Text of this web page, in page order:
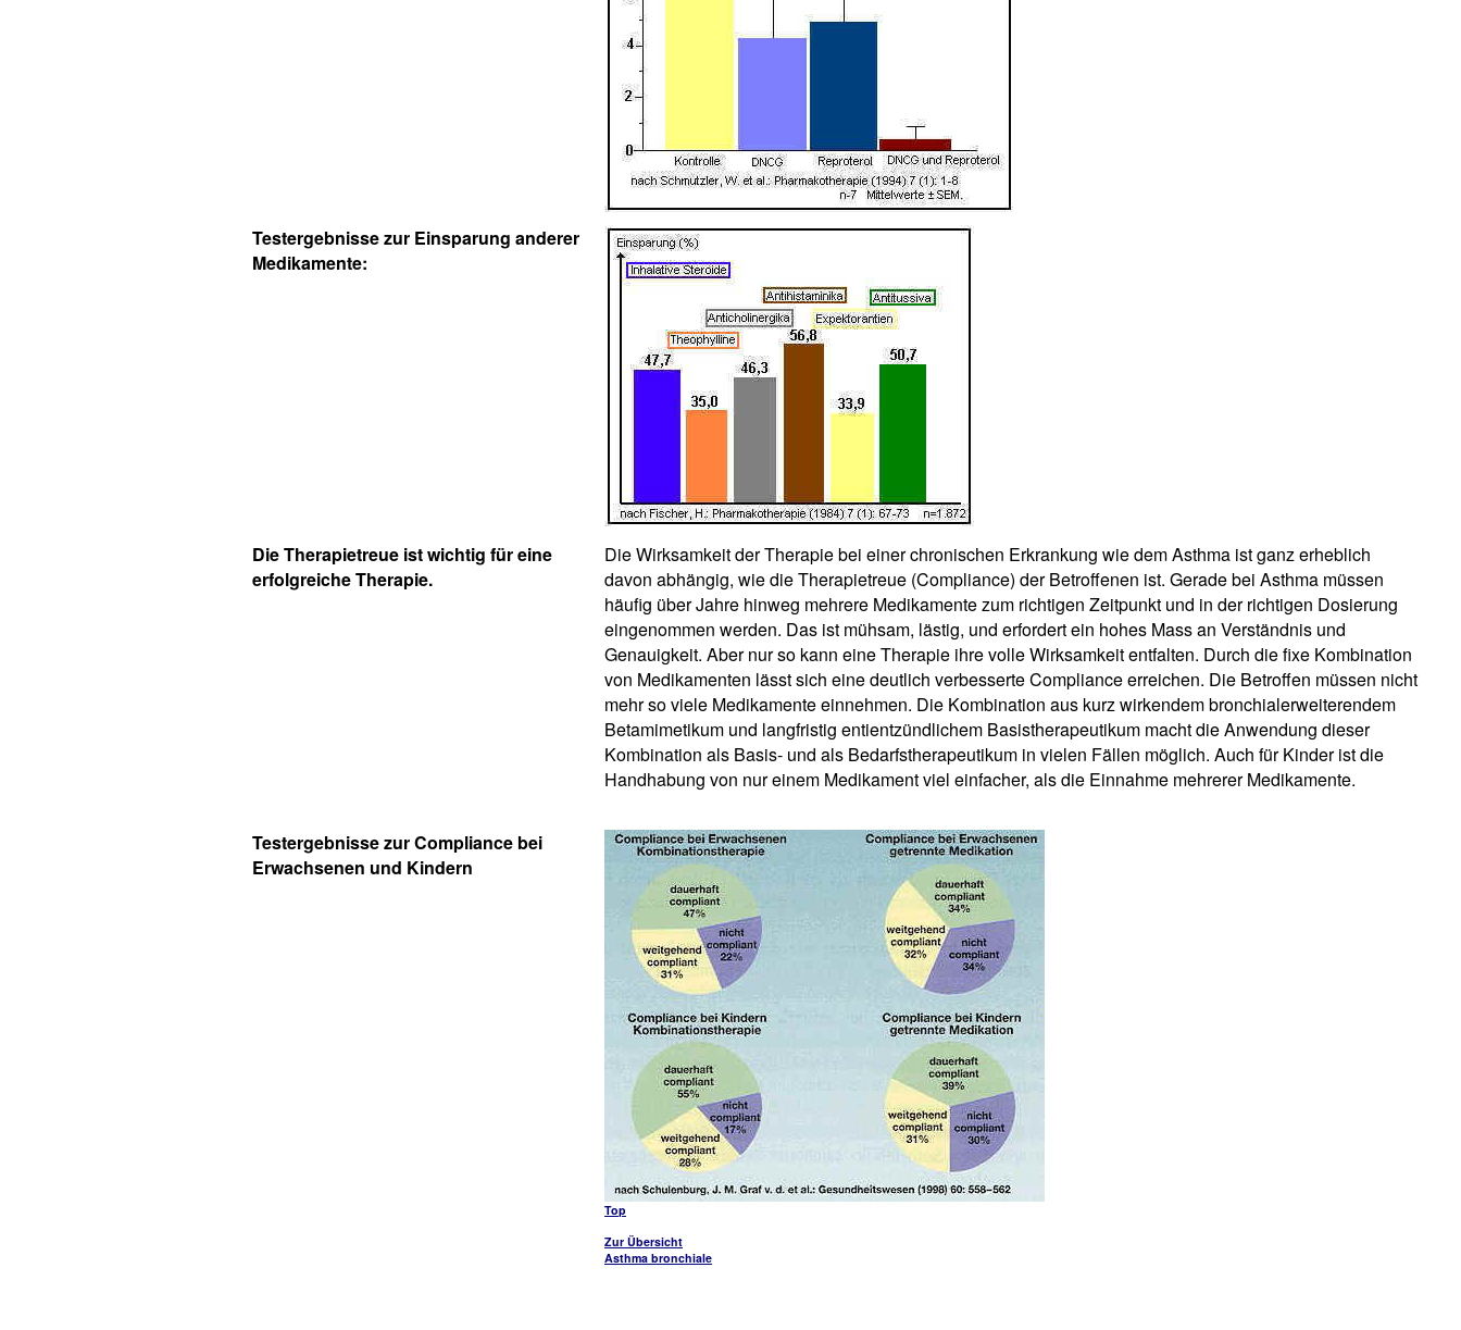
Testergebnisse zur Einsparung anderer
Medikamente:
Die Therapietreue ist wichtig für eine
erfolgreiche Therapie.
Die Wirksamkeit der Therapie bei einer chronischen Erkrankung wie dem Asthma ist ganz erheblich
davon abhängig, wie die Therapietreue (Compliance) der Betroffenen ist. Gerade bei Asthma müssen
häufig über Jahre hinweg mehrere Medikamente zum richtigen Zeitpunkt und in der richtigen Dosierung
eingenommen werden. Das ist mühsam, lästig, und erfordert ein hohes Mass an Verständnis und
Genauigkeit. Aber nur so kann eine Therapie ihre volle Wirksamkeit entfalten. Durch die fixe Kombination
von Medikamenten lässt sich eine deutlich verbesserte Compliance erreichen. Die Betroffen müssen nicht
mehr so viele Medikamente einnehmen. Die Kombination aus kurz wirkendem bronchialerweiterendem
Betamimetikum und langfristig entientzündlichem Basistherapeutikum macht die Anwendung dieser
Kombination als Basis- und als Bedarfstherapeutikum in vielen Fällen möglich. Auch für Kinder ist die
Handhabung von nur einem Medikament viel einfacher, als die Einnahme mehrerer Medikamente.
Testergebnisse zur Compliance bei
Erwachsenen und Kindern
Top
Zur Übersicht
Asthma bronchiale